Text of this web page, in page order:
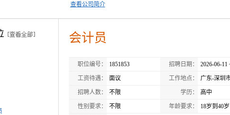
查看公司简介
会计员
职位编号： 1851853 招聘日期： 2026-06-11
工资待遇： 面议 工作地点： 广东-深圳
招聘人数： 不限 学历： 高中
性别要求： 不限 年龄要求： 18岁到40岁